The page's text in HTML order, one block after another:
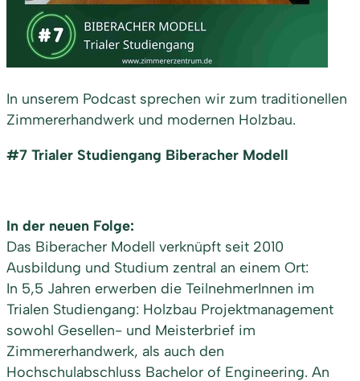
In unserem Podcast sprechen wir zum traditionellen
Zimmererhandwerk und modernen Holzbau.
#7 Trialer Studiengang Biberacher Modell
In der neuen Folge:
Das Biberacher Modell verknüpft seit 2010
Ausbildung und Studium zentral an einem Ort:
In 5,5 Jahren erwerben die TeilnehmerInnen im
Trialen Studiengang: Holzbau Projektmanagement
sowohl Gesellen- und Meisterbrief im
Zimmererhandwerk, als auch den
Hochschulabschluss Bachelor of Engineering. An